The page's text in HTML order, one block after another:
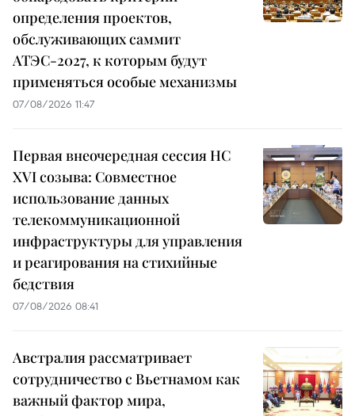
определения проектов,
обслуживающих саммит
АТЭС-2027, к которым будут
применяться особые механизмы
07/08/2026 11:47
Первая внеочередная сессия НС
XVI созыва: Совместное
использование данных
телекоммуникационной
инфраструктуры для управления
и реагирования на стихийные
бедствия
07/08/2026 08:41
Австралия рассматривает
сотрудничество с Вьетнамом как
важный фактор мира,